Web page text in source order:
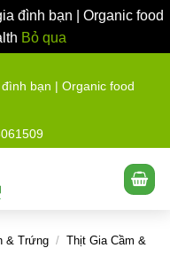
đình bạn | Organic food
Bỏ qua
bạn | Organic food
& Trứng / Thịt Gia Cầm &